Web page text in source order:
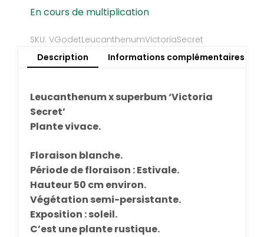
En cours de multiplication
SKU: VGodetLeucanthenumVictoriaSecret
Description
Informations complémentaires
Leucanthenum x superbum ‘Victoria
Secret’
Plante vivace.
Floraison blanche.
Période de floraison : Estivale.
Hauteur 50 cm environ.
Végétation semi-persistante.
Exposition : soleil.
C’est une plante rustique.